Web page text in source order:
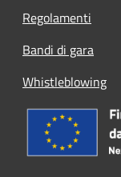
Regolamenti
Bandi di gara
Whistleblowing